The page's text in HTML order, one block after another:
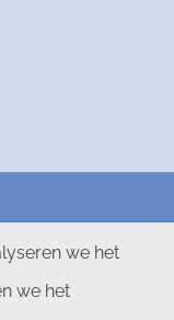
VOORWAARDEN
we het
we het